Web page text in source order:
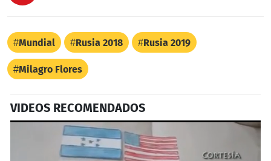
Mundial Rusia 2018 Rusia 2019
Milagro Flores
VIDEOS RECOMENDADOS